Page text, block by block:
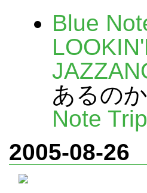
Blue
あるの
Note Trip
2005-08-26